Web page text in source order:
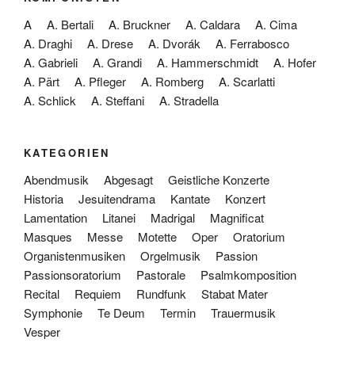
A A. Bertali A. Bruckner A. Caldara
A. Cima
A. Draghi
A. Drese A. Dvorák
A. Ferrabosco
A. Gabrieli
A. Grandi A. Hammerschmidt
A. Hofer
A. Pärt
A. Pfleger A. Romberg
A. Scarlatti
A. Schlick
A. Steffani A. Stradella
KATEGORIEN
Abendmusik Abgesagt
Geistliche Konzerte
Historia
Jesuitendrama Kantate
Konzert
Lamentation
Litanei Madrigal
Magnificat
Masques
Messe Motette Oper
Oratorium
Organistenmusiken
Orgelmusik
Passion
Passionsoratorium
Pastorale
Psalmkomposition
Recital
Requiem Rundfunk
Stabat Mater
Symphonie
Te Deum Termin
Trauermusik
Vesper